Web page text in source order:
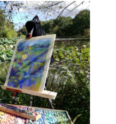
et horaires 2026
souvenirs
bambous
bambous
Jardins